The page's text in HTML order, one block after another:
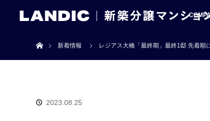
新着情報
レジアス大橋「最終期」最終1邸 先着順
2023.08.25